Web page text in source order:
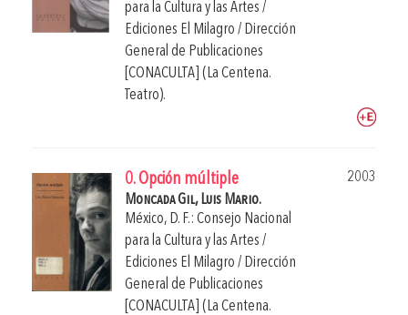
para la Cultura y las Artes /
Ediciones El Milagro / Dirección
General de Publicaciones
[CONACULTA] (La Centena.
Teatro).
0. Opción múltiple
2003
Moncada Gil, Luis Mario.
México, D. F.: Consejo Nacional
para la Cultura y las Artes /
Ediciones El Milagro / Dirección
General de Publicaciones
[CONACULTA] (La Centena.